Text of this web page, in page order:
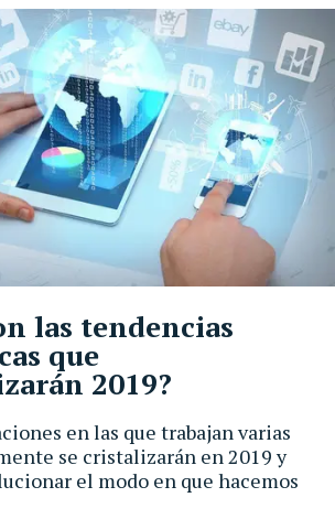
en las que trabajan varias
se cristalizarán en 2019 y
el modo en que hacemos
las tendencias
que
2019?